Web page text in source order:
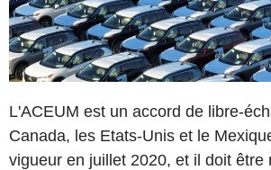
L'ACEUM est un accord de libre-
Canada, les Etats-Unis et le
vigueur en juillet 2020, et il doit être